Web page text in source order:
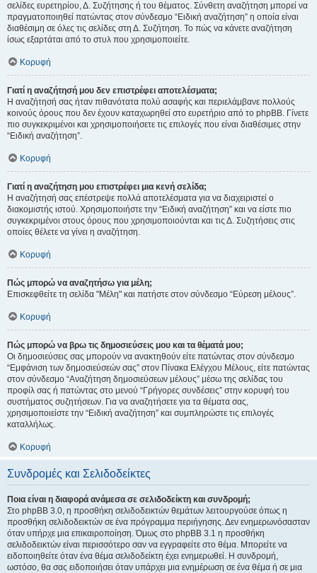
σελίδες ευρετηρίου, Δ. Συζήτησης ή του θέματος. Σύνθετη αναζήτηση μπορεί να
πραγματοποιηθεί πατώντας στον σύνδεσμο “Ειδική αναζήτηση” η οποία είναι
διαθέσιμη σε όλες τις σελίδες στη Δ. Συζήτηση. Το πώς να κάνετε αναζήτηση
ίσως εξαρτάται από το στυλ που χρησιμοποιείτε.
Κορυφή
Γιατί η αναζήτησή μου δεν επιστρέφει αποτελέσματα;
Η αναζήτησή σας ήταν πιθανότατα πολύ ασαφής και περιελάμβανε πολλούς
κοινούς όρους που δεν έχουν καταχωρηθεί στο ευρετήριο από το phpBB. Γίνετε
πιο συγκεκριμένοι και χρησιμοποιήσετε τις επιλογές που είναι διαθέσιμες στην
“Ειδική αναζήτηση”.
Κορυφή
Γιατί η αναζήτηση μου επιστρέφει μια κενή σελίδα;
Η αναζήτησή σας επέστρεψε πολλά αποτελέσματα για να διαχειριστεί ο
διακομιστής ιστού. Χρησιμοποιήστε την “Ειδική αναζήτηση” και να είστε πιο
συγκεκριμένοι στους όρους που χρησιμοποιούνται και τις Δ. Συζητήσεις στις
οποίες θέλετε να γίνει η αναζήτηση.
Κορυφή
Πώς μπορώ να αναζητήσω για μέλη;
Επισκεφθείτε τη σελίδα "Μέλη" και πατήστε στον σύνδεσμο “Εύρεση μέλους”.
Κορυφή
Πώς μπορώ να βρω τις δημοσιεύσεις μου και τα θέματά μου;
Οι δημοσιεύσεις σας μπορούν να ανακτηθούν είτε πατώντας στον σύνδεσμο
“Εμφάνιση των δημοσιεύσεών σας” στον Πίνακα Ελέγχου Μέλους, είτε πατώντας
στον σύνδεσμο “Αναζήτηση δημοσιεύσεων μέλους” μέσω της σελίδας του
προφίλ σας ή πατώντας στο μενού “Γρήγορες συνδέσεις” στην κορυφή του
συστήματος συζητήσεων. Για να αναζητήσετε για τα θέματα σας,
χρησιμοποιείστε την “Ειδική αναζήτηση” και συμπληρώστε τις επιλογές
καταλλήλως.
Κορυφή
Συνδρομές και Σελιδοδείκτες
Ποια είναι η διαφορά ανάμεσα σε σελιδοδείκτη και συνδρομή;
Στο phpBB 3.0, η προσθήκη σελιδοδεικτών θεμάτων λειτουργούσε όπως η
προσθήκη σελιδοδεικτών σε ένα πρόγραμμα περιήγησης. Δεν ενημερωνόσασταν
όταν υπήρχε μια επικαιροποίηση. Όμως στο phpBB 3.1 η προσθήκη
σελιδοδεικτών είναι περισσότερο σαν να εγγραφείτε στο θέμα. Μπορείτε να
ειδοποιηθείτε όταν ένα θέμα σελιδοδείκτη έχει ενημερωθεί. Η συνδρομή,
ωστόσο, θα σας ειδοποιήσει όταν υπάρχει μια ενημέρωση σε ένα θέμα ή σε μια